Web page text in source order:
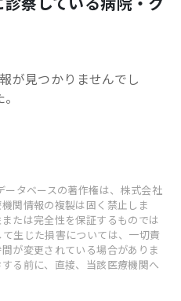
が見つかりませんでし
タベースの著作権は、株式会社
関情報の複製は固く禁止しま
たは完全性を保証するものでは
生じた損害については、一切責
が変更されている場合がありま
る前に、直接、当該医療機関へ